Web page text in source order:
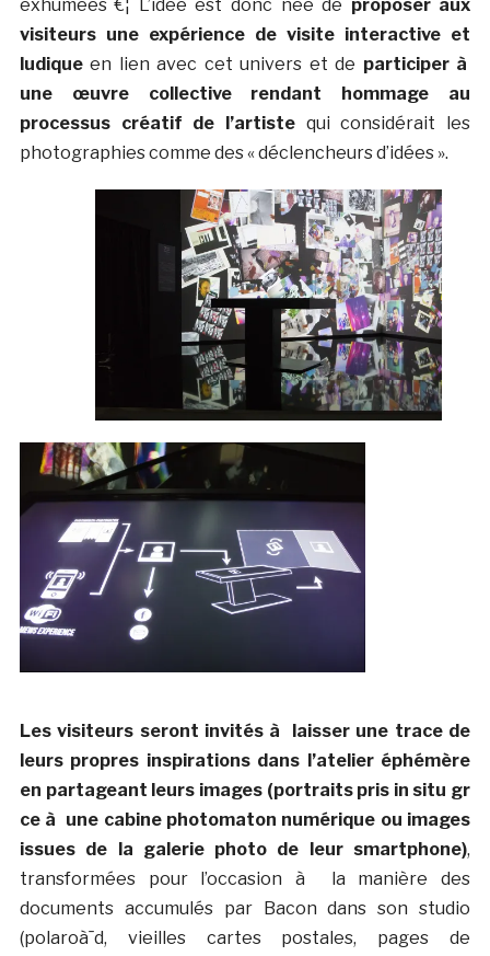
exhumées €¦ L’idée est donc née de proposer aux
visiteurs une expérience de visite interactive et
ludiqueen lien avec cet univers et de participer à
une œuvre collective rendant hommage au
processus créatif de l’artiste qui considérait les
photographies comme des « déclencheurs d’idées ».
Les visiteurs seront invités à laisser une trace de
leurs propres inspirations dans l’atelier éphémère
en partageant leurs images (portraits pris in situ gr
ce à une cabine photomaton numérique ou images
issues de la galerie photo de leur smartphone),
transformées pour l’occasion à la manière des
documents accumulés par Bacon dans son studio
(polaroà¯d, vieilles cartes postales, pages de